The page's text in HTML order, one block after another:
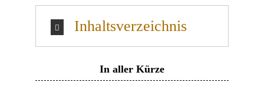
Inhaltsverzeichnis
In aller Kürze